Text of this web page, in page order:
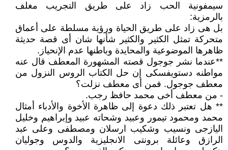
سيمفونية الحب زاد على طريق التجريب مغلف
بالرمزية:
بل هى زاد على طريق الحياة ورؤية مسلطة على أعماق
متحركة تمثل الكثير والكثير شأنها شان أى قصة حديثة
ظاهرها الموضوعية والمحايدة وباطنها عدم الإنحياز.
**عندما نشر جوجول قصته المشهورة المعطف قال عنه
مواطنه دستويفسكى إن حل الكتاب الروس النزول من
معطف جوجول. فمن أى معطف نزلت؟
- من معطف أخى محمد حافظ رجب.
** هل تعتبر ذلك دعوة إلى ظاهرة الأخوة والأدباء أمثال
محمد ومحمود تيمور وعبيد وشحاته عبيد وإبراهيم وخليل
اليازجى ونسيب وشكيب ارسلان ومصطفى وعلى عبد
الرازق وعائلة برونتى الانجليزية والدوس وجوليان